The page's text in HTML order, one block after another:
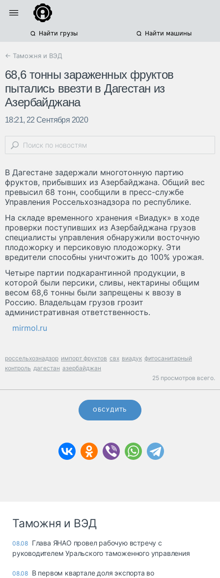
Найти грузы Найти машины
← Таможня и ВЭД
68,6 тонны зараженных фруктов
пытались ввезти в Дагестан из
Азербайджана
18:21, 22 Сентября 2020
В Дагестане задержали многотонную партию
фруктов, прибывших из Азербайджана. Общий вес
превысил 68 тонн, сообщили в пресс-службе
Управления Россельхознадзора по республике.
На складе временного хранения «Виадук» в ходе
проверки поступивших из Азербайджана грузов
специалисты управления обнаружили восточную
плодожорку и персиковую плодожорку. Эти
вредители способны уничтожить до 100% урожая.
Четыре партии подкарантинной продукции, в
которой были персики, сливы, нектарины общим
весом 68,6 тонны были запрещены к ввозу в
Россию. Владельцам грузов грозит
административная ответственность.
mirmol.ru
россельхознадзор импорт фруктов свх виадук фитосанитарный
контроль дагестан азербайджан
25 просмотров всего.
ОБСУДИТЬ
Таможня и ВЭД
08.08 Глава ЯНАО провел рабочую встречу с
руководителем Уральского таможенного управления
08.08 В первом квартале доля экспорта во